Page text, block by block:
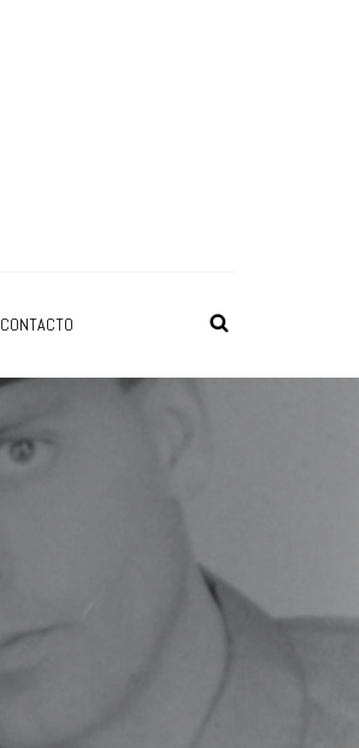
CONTACTO